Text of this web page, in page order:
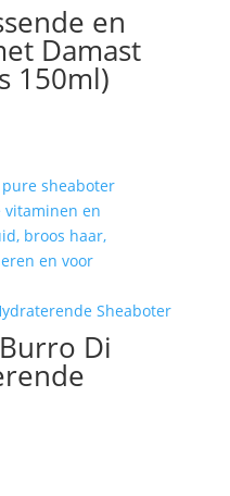
en
Damast
150ml)
sheaboter
en
broos haar,
en voor
Burro Di